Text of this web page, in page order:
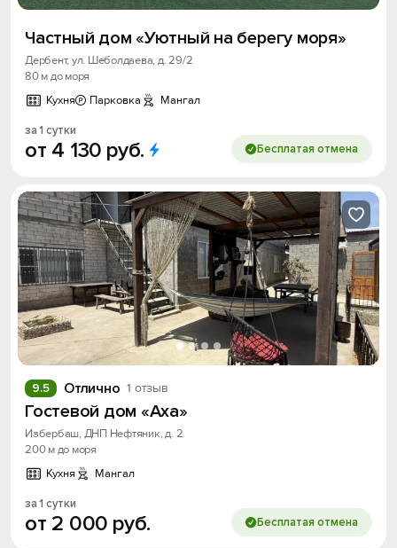
Частный дом «Уютный на берегу моря»
Дербент, ул. Шеболдаева, д. 29/2
80 м до моря
Кухня
Парковка Мангал
за 1 сутки
от 4 130 руб. Бесплатая отмена
Отлично 1 отзыв
9.5
Гостевой дом «Аха»
Избербаш, ДНП Нефтяник, д. 2
200 м до моря
Кухня
Мангал
за 1 сутки
от 2 000 руб. Бесплатая отмена